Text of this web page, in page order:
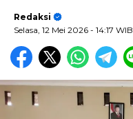
Redaksi
Selasa, 12 Mei 2026 - 14:17 WIB